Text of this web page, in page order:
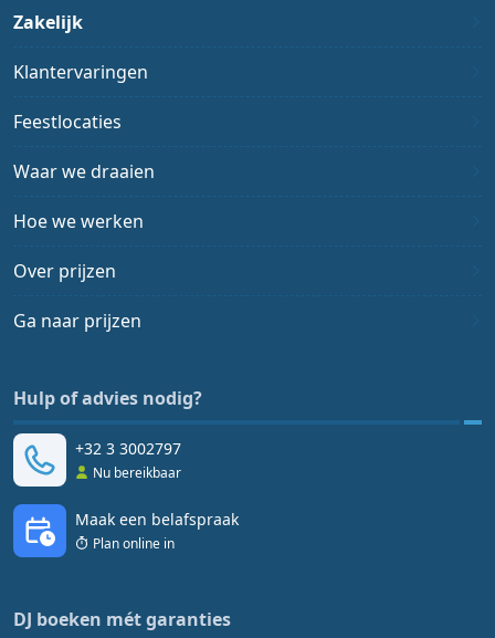
Zakelijk
Klantervaringen
Feestlocaties
Waar we draaien
Hoe we werken
Over prijzen
Ga naar prijzen
Hulp of advies nodig?
+32 3 3002797
Nu bereikbaar
Maak een belafspraak
Plan online in
DJ boeken mét garanties